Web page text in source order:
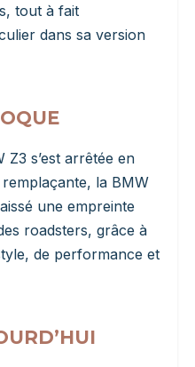
tout à fait
dans sa version
s’est arrêtée en
la BMW
une empreinte
roadsters, grâce à
de performance et